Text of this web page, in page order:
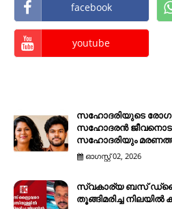
facebook
youtube
സഹോദരിയുടെ
സഹോദരൻ
സഹോദരിയും
ഓഗസ്റ്റ് 02, 2026
സ്വകാര്യ ബസ്
തൂങ്ങിമരിച്ച നിലയിൽ